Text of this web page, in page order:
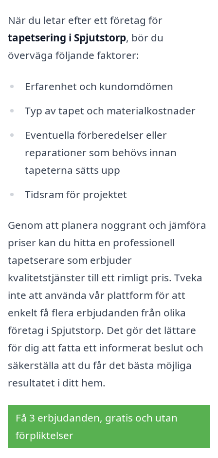
När du letar efter ett företag för
tapetsering i Spjutstorp, bör du
överväga följande faktorer:
Erfarenhet och kundomdömen
Typ av tapet och materialkostnader
Eventuella förberedelser eller
reparationer som behövs innan
tapeterna sätts upp
Tidsram för projektet
Genom att planera noggrant och jämföra
priser kan du hitta en professionell
tapetserare som erbjuder
kvalitetstjänster till ett rimligt pris. Tveka
inte att använda vår plattform för att
enkelt få flera erbjudanden från olika
företag i Spjutstorp. Det gör det lättare
för dig att fatta ett informerat beslut och
säkerställa att du får det bästa möjliga
resultatet i ditt hem.
Få 3 erbjudanden, gratis och utan
förpliktelser